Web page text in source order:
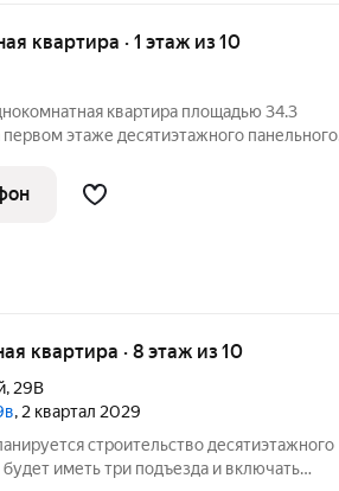
квартира · 1 этаж из 10
квартира площадью 34.3
этаже десятиэтажного панельного
в 1993 году и окружён приятной
квартира · 8 этаж из 10
, 29В
, 2 квартал 2029
строительство десятиэтажного
иметь три подъезда и включать